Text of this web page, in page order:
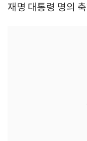
재명 대통령 명의